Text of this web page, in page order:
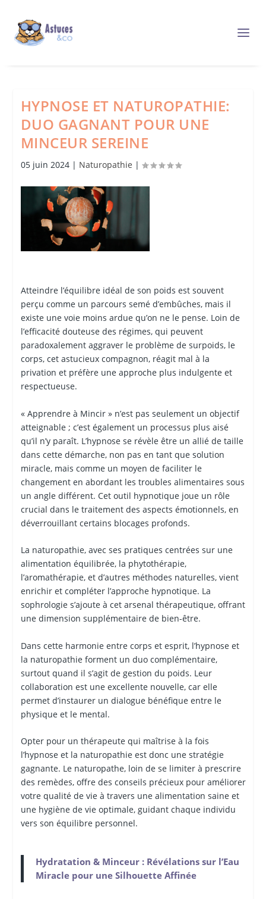
HYPNOSE ET NATUROPATHIE:
DUO GAGNANT POUR UNE
MINCEUR SEREINE
05 juin 2024| Naturopathie |
Atteindre l’équilibre idéal de son poids est souvent
perçu comme un parcours semé d’embûches, mais il
existe une voie moins ardue qu’on ne le pense. Loin de
l’efficacité douteuse des régimes, qui peuvent
paradoxalement aggraver le problème de surpoids, le
corps, cet astucieux compagnon, réagit mal à la
privation et préfère une approche plus indulgente et
respectueuse.
« Apprendre à Mincir » n’est pas seulement un objectif
atteignable ; c’est également un processus plus aisé
qu’il n’y paraît. L’hypnose se révèle être un allié de taille
dans cette démarche, non pas en tant que solution
miracle, mais comme un moyen de faciliter le
changement en abordant les troubles alimentaires sous
un angle différent. Cet outil hypnotique joue un rôle
crucial dans le traitement des aspects émotionnels, en
déverrouillant certains blocages profonds.
La naturopathie, avec ses pratiques centrées sur une
alimentation équilibrée, la phytothérapie,
l’aromathérapie, et d’autres méthodes naturelles, vient
enrichir et compléter l’approche hypnotique. La
sophrologie s’ajoute à cet arsenal thérapeutique, offrant
une dimension supplémentaire de bien-être.
Dans cette harmonie entre corps et esprit, l’hypnose et
la naturopathie forment un duo complémentaire,
surtout quand il s’agit de gestion du poids. Leur
collaboration est une excellente nouvelle, car elle
permet d’instaurer un dialogue bénéfique entre le
physique et le mental.
Opter pour un thérapeute qui maîtrise à la fois
l’hypnose et la naturopathie est donc une stratégie
gagnante. Le naturopathe, loin de se limiter à prescrire
des remèdes, offre des conseils précieux pour améliorer
votre qualité de vie à travers une alimentation saine et
une hygiène de vie optimale, guidant chaque individu
vers son équilibre personnel.
Hydratation & Minceur : Révélations sur l’Eau
Miracle pour une Silhouette Affinée